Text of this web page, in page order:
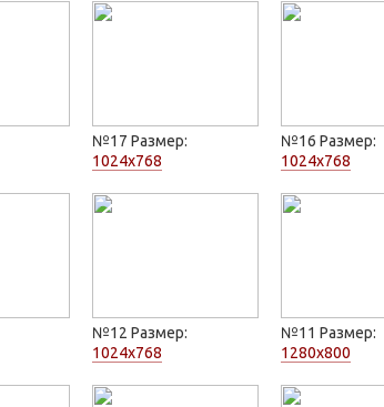
№17 Размер:
1024x768
№16 Размер:
1024x768
№12 Размер:
1024x768
№11 Размер:
1280x800